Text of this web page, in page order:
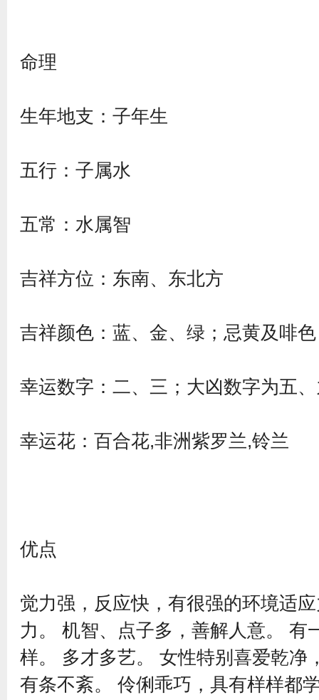
命理
生年地支：子年生
五行：子属水
五常：水属智
吉祥方位：东南、东北方
吉祥颜色：蓝、金、绿；忌黄及啡色
幸运数字：二、三；大凶数字为五
幸运花：百合花,非洲紫罗兰,铃兰
优点
觉力强，反应快，有很强的环境适
力。 机智、点子多，善解人意。 有
样。 多才多艺。 女性特别喜爱乾净
有条不紊。 伶俐乖巧，具有样样都